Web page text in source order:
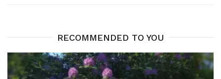
RECOMMENDED TO YOU